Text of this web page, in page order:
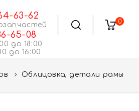
63-62
65-08
до 18:00
до 16:00
0
Облицовка, детали рамы